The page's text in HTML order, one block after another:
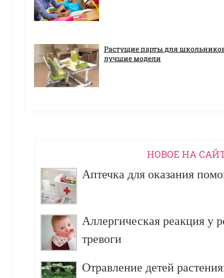
Растущие парты для
лучшие модели
НОВОЕ НА
Аптечка для оказания
Аллергическая реакция у
тревоги
Отравление детей